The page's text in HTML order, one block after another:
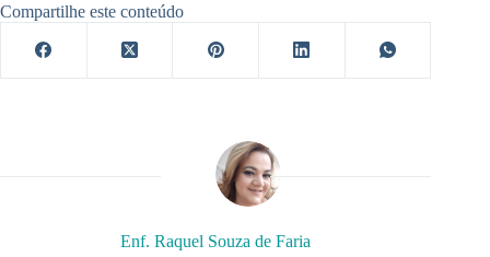
Compartilhe este conteúdo
Enf. Raquel Souza de Faria